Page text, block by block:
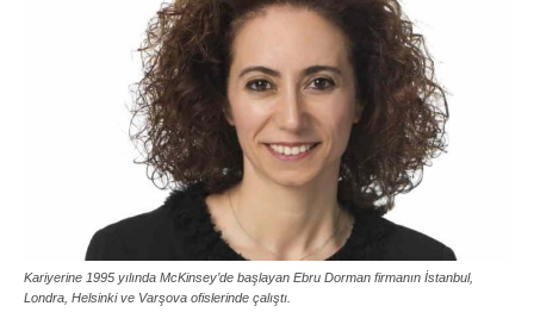
Kariyerine 1995 yılında McKinsey’de başlayan Ebru Dorman firmanın İstanbul,
Londra, Helsinki ve Varşova ofislerinde çalıştı.